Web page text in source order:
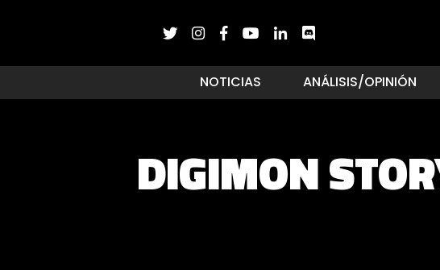
NOTICIAS ANÁLISIS/OPINIÓN
DIGIMON